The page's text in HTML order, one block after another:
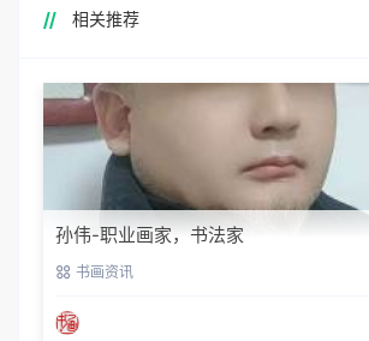
相关推荐
孙伟-职业画家，书法家
书画资讯